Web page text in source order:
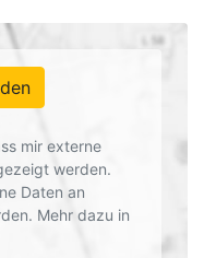
mir externe
werden.
Daten an
Mehr dazu in